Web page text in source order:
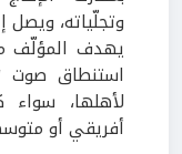
وتجلّياته،
يهدف المؤلّف
استنطاق صوت
لأهلها،
أفريقي أو